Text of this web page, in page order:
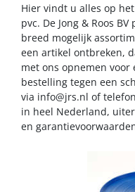
Hier vindt u alles op
pvc. De Jong & Roos
breed mogelijk
een artikel ontbreken,
met ons opnemen voor
bestelling tegen een
via info@jrs.nl of
in heel Nederland,
en